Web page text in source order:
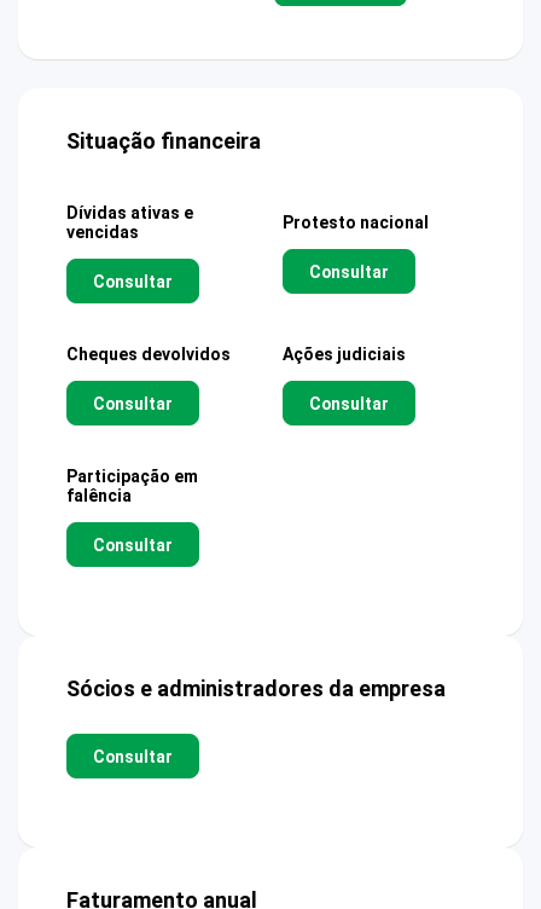
Situação financeira
Dívidas ativas e
vencidas
Consultar
Protesto nacional
Consultar
Cheques devolvidos
Consultar
Ações judiciais
Consultar
Participação em
falência
Consultar
Sócios e administradores da empresa
Consultar
Faturamento anual